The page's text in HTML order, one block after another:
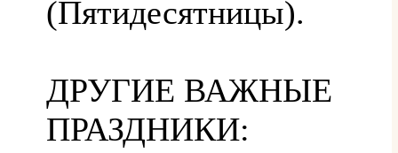
(Пятидесятницы).
ДРУГИЕ ВАЖНЫЕ
ПРАЗДНИКИ: